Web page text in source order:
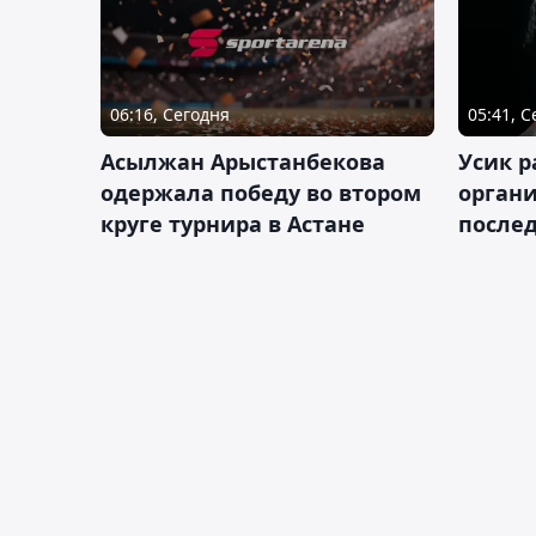
06:16, Сегодня
Асылжан Арыстанбекова
одержала победу во втором
круге турнира в Астане
05:41,
Усик